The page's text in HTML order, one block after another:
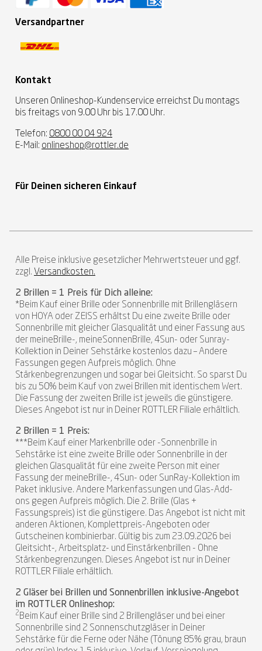
Versandpartner
Kontakt
Unseren Onlineshop-Kundenservice erreichst Du montags
bis freitags von 9.00 Uhr bis 17.00 Uhr.
Telefon: 0800 00 04 924
E-Mail: onlineshop@rottler.de
Für Deinen sicheren Einkauf
Alle Preise inklusive gesetzlicher Mehrwertsteuer und ggf.
zzgl. Versandkosten.
2 Brillen = 1 Preis für Dich alleine:
*Beim Kauf einer Brille oder Sonnenbrille mit Brillengläsern
von HOYA oder ZEISS erhältst Du eine zweite Brille oder
Sonnenbrille mit gleicher Glasqualität und einer Fassung aus
der meineBrille-, meineSonnenBrille, 4Sun- oder Sunray-
Kollektion in Deiner Sehstärke kostenlos dazu – Andere
Fassungen gegen Aufpreis möglich. Ohne
Stärkenbegrenzungen und sogar bei Gleitsicht. So sparst Du
bis zu 50% beim Kauf von zwei Brillen mit identischem Wert.
Die Fassung der zweiten Brille ist jeweils die günstigere.
Dieses Angebot ist nur in Deiner ROTTLER Filiale erhältlich.
2 Brillen = 1 Preis:
***Beim Kauf einer Markenbrille oder -Sonnenbrille in
Sehstärke ist eine zweite Brille oder Sonnenbrille in der
gleichen Glasqualität für eine zweite Person mit einer
Fassung der meineBrille-, 4Sun- oder SunRay-Kollektion im
Paket inklusive. Andere Markenfassungen und Glas-Add-
ons gegen Aufpreis möglich. Die 2. Brille (Glas +
Fassungspreis) ist die günstigere. Das Angebot ist nicht mit
anderen Aktionen, Komplettpreis-Angeboten oder
Gutscheinen kombinierbar. Gültig bis zum 23.09.2026 bei
Gleitsicht-, Arbeitsplatz- und Einstärkenbrillen - Ohne
Stärkenbegrenzungen. Dieses Angebot ist nur in Deiner
ROTTLER Filiale erhältlich.
2 Gläser bei Brillen und Sonnenbrillen inklusive-Angebot
im ROTTLER Onlineshop:
2 Beim Kauf einer Brille sind 2 Brillengläser und bei einer
Sonnenbrille sind 2 Sonnenschutzgläser in Deiner
Sehstärke für die Ferne oder Nähe (Tönung 85% grau, braun